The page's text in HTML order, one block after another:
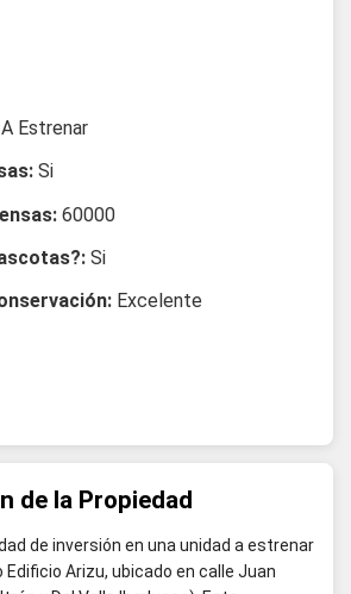
A Estrenar
Si
60000
Si
Excelente
de la Propiedad
de inversión en una unidad a estrenar
Arizu, ubicado en calle Juan